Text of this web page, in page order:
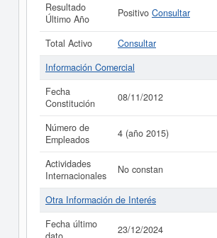
Resultado
Último Año
Positivo Consultar
Total Activo
Consultar
Información Comercial
Fecha
Constitución
08/11/2012
Número de
Empleados
4 (año 2015)
Actividades
Internacionales
No constan
Otra Información de Interés
Fecha último
23/12/2024